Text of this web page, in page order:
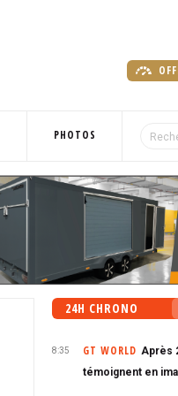
PHOTOS
24H CHRONO
8:35 GT WORLD Après
témoignent en